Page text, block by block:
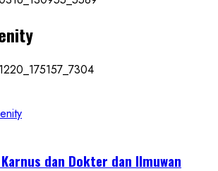
dan Dokter dan Ilmuwan